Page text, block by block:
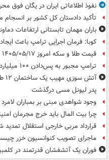
نفوذ اطلاعاتی ایران در یگان فوق
تأکید دادستان کل کشور بر انسجام
باران مهمان تابستانی ارتفاعات
کوبا: فرمان اجرایی ترامپ باعث
قیمت طلا و سکه امروز ۱۴۰۵/۰۵/۱۷
ترامپ مجبور به پس‌دادن ۱۰۰ میلیارد دلار از پول تعرفه‌ها شد
آتش سوزی مهیب یک ساختمان ۱۲ طبقه در جاکارتا
پدر لیونل مسی درگذشت
وجود شواهدی مبنی بر بمباران
چرا بیت المال باید خرج مجرمان
قرارداد مربی خارجی استقلال تمدید
ماجرای تصویب کنوانسیون خزر
فوران یک آتشفشان قدرتمند در